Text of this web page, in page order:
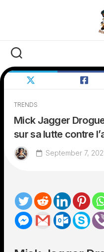
TRENDS
Mick Jagger
sur sa lutte contre
September 7,